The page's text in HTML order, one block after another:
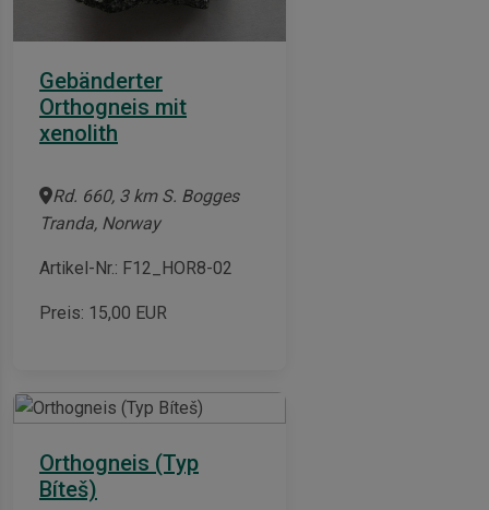
Gebänderter
Orthogneis mit
xenolith
Rd. 660, 3 km S. Bogges
Tranda, Norway
Artikel-Nr.: F12_HOR8-02
Preis: 15,00 EUR
Orthogneis (Typ
Bíteš)